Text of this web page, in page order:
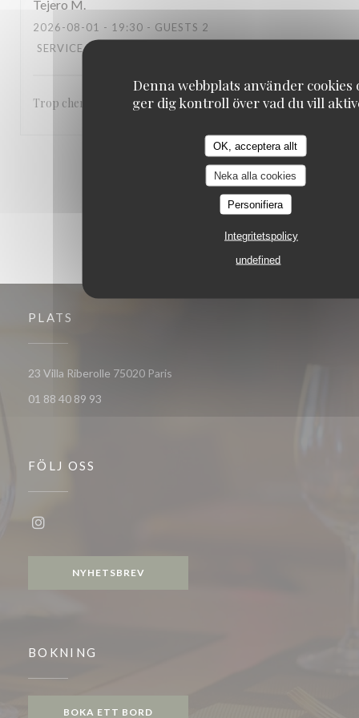
Denna webbplats använder cookies
ger dig kontroll över vad du vill
OK, acceptera allt
Neka alla cookies
Personifiera
Integritetspolicy
undefined
Tejero M
2026-08-01 - 19:30 - GUESTS 2
SERVICE:
Trop cher.
1 2 3
PLATS
23 Villa Riberolle 75020 Paris
01 88 40 89 93
FÖLJ OSS
NYHETSBREV
BOKNING
BOKA ETT BORD